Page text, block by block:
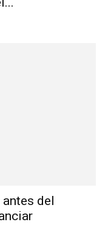
del